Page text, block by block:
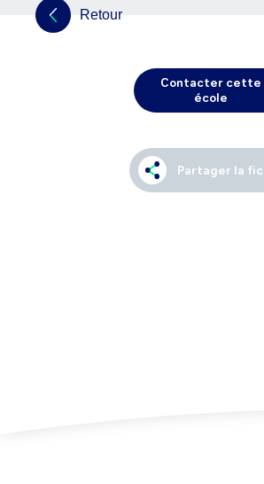
Retour
Contacter cette
école
Partager la